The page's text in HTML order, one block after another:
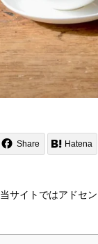
Share Hatena
当サイトではアドセ